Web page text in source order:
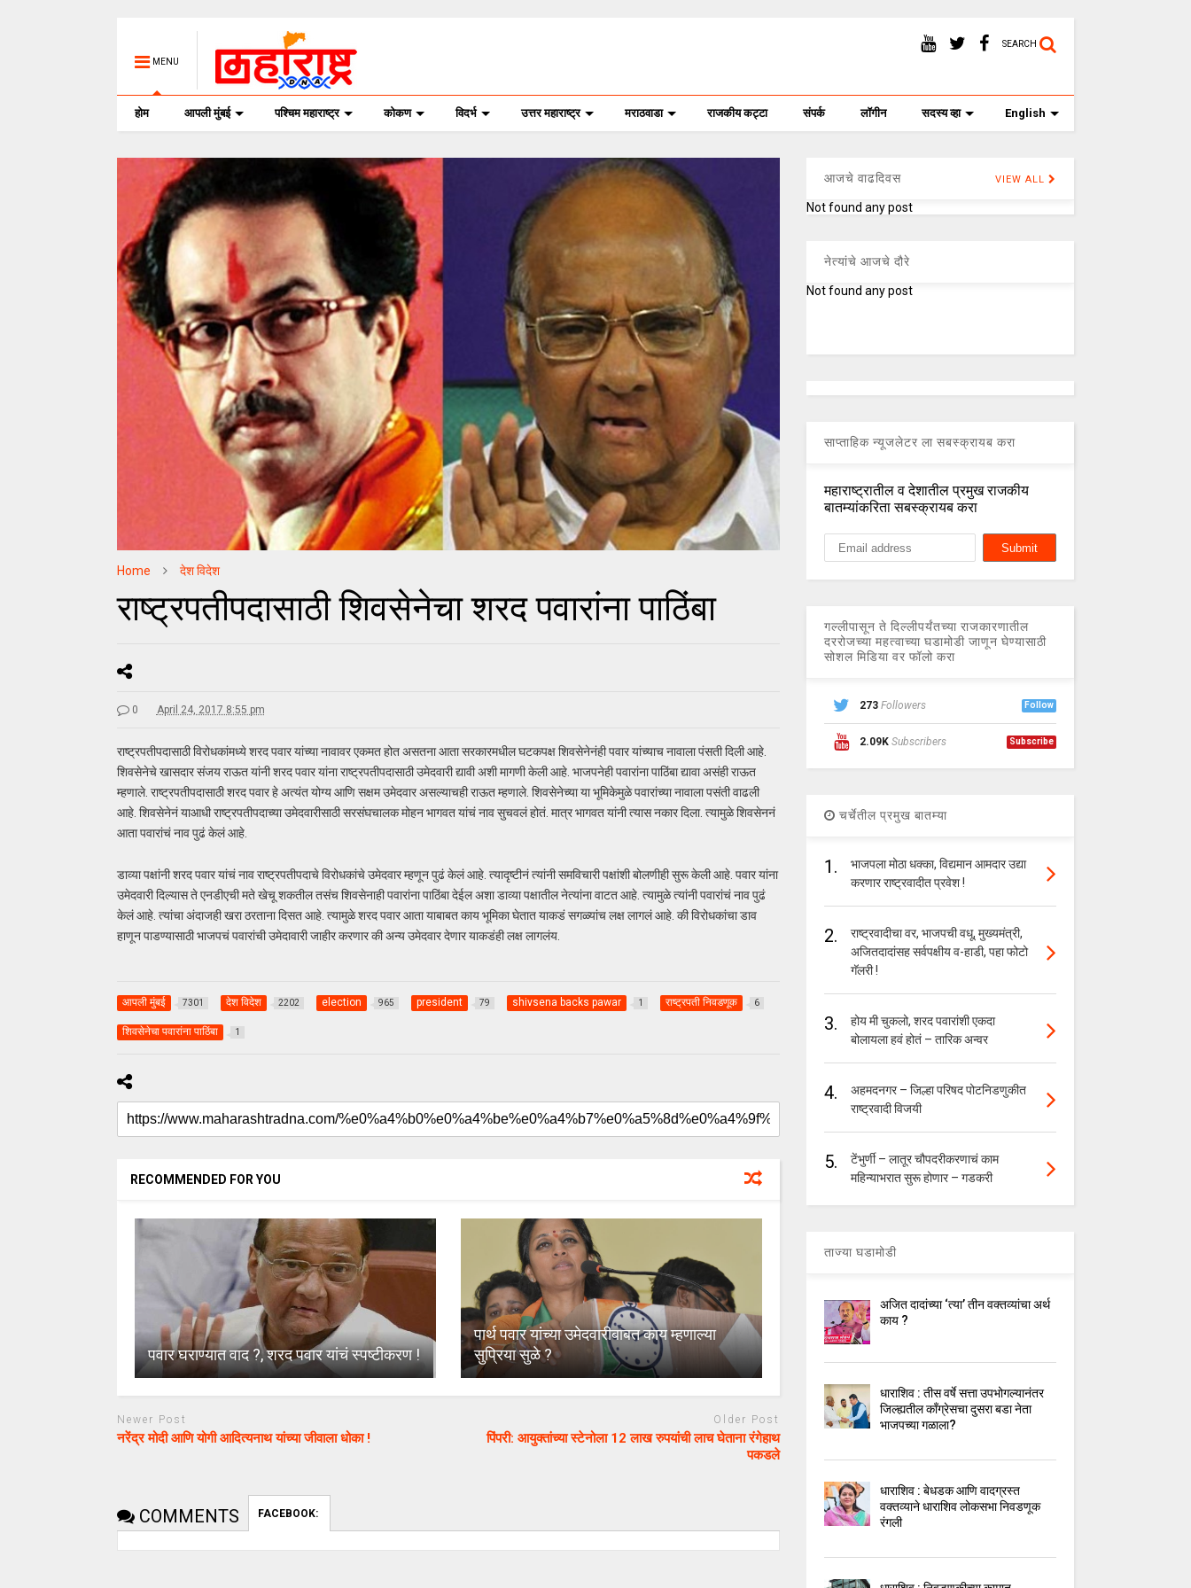
MENU
SEARCH
होम आपली मुंबई पश्चिम महाराष्ट्र कोकण विदर्भ उत्तर महाराष्ट्र मराठवाडा राजकीय कट्टा संपर्क लॉगीन सदस्य व्हा English
Home देश विदेश
राष्ट्रपतीपदासाठी शिवसेनेचा शरद पवारांना पाठिंबा
0 April 24, 2017 8:55 pm
राष्ट्रपतीपदासाठी विरोधकांमध्ये शरद पवार यांच्या नावावर एकमत होत असतना आता सरकारमधील घटकपक्ष शिवसेनेनंही पवार यांच्याच नावाला पंसती दिली आहे.
शिवसेनेचे खासदार संजय राऊत यांनी शरद पवार यांना राष्ट्रपतीपदासाठी उमेदवारी द्यावी अशी मागणी केली आहे. भाजपनेही पवारांना पाठिंबा द्यावा असंही राऊत
म्हणाले. राष्ट्रपतीपदासाठी शरद पवार हे अत्यंत योग्य आणि सक्षम उमेदवार असल्याचही राऊत म्हणाले. शिवसेनेच्या या भूमिकेमुळे पवारांच्या नावाला पसंती वाढली
आहे. शिवसेनेनं याआधी राष्ट्रपतीपदाच्या उमेदवारीसाठी सरसंघचालक मोहन भागवत यांचं नाव सुचवलं होतं. मात्र भागवत यांनी त्यास नकार दिला. त्यामुळे शिवसेननं
आता पवारांचं नाव पुढं केलं आहे.
डाव्या पक्षांनी शरद पवार यांचं नाव राष्ट्रपतीपदाचे विरोधकांचे उमेदवार म्हणून पुढं केलं आहे. त्यादृष्टीनं त्यांनी समविचारी पक्षांशी बोलणीही सुरू केली आहे. पवार यांना
उमेदवारी दिल्यास ते एनडीएची मते खेचू शकतील तसंच शिवसेनाही पवारांना पाठिंबा देईल अशा डाव्या पक्षातील नेत्यांना वाटत आहे. त्यामुळे त्यांनी पवारांचं नाव पुढं
केलं आहे. त्यांचा अंदाजही खरा ठरताना दिसत आहे. त्यामुळे शरद पवार आता याबाबत काय भूमिका घेतात याकडं सगळ्यांच लक्ष लागलं आहे. की विरोधकांचा डाव
हाणून पाडण्यासाठी भाजपचं पवारांची उमेदावारी जाहीर करणार की अन्य उमेदवार देणार याकडंही लक्ष लागलंय.
आपली मुंबई 7301 देश विदेश 2202 election 965 president 79 shivsena backs pawar 1 राष्ट्रपती निवडणूक 6
शिवसेनेचा पवारांना पाठिंबा 1
RECOMMENDED FOR YOU
पवार घराण्यात वाद ?, शरद पवार यांचं स्पष्टीकरण !
पार्थ पवार यांच्या उमेदवारीबाबत काय म्हणाल्या
सुप्रिया सुळे ?
Newer Post
नरेंद्र मोदी आणि योगी आदित्यनाथ यांच्या जीवाला धोका !
Older Post
पिंपरी: आयुक्‍तांच्या स्टेनोला 12 लाख रुपयांची लाच घेताना रंगेहाथ
पकडले
COMMENTS FACEBOOK:
आजचे वाढदिवस VIEW ALL
Not found any post
नेत्यांचे आजचे दौरे
Not found any post
साप्ताहिक न्यूजलेटर ला सबस्क्रायब करा
महाराष्ट्रातील व देशातील प्रमुख राजकीय
बातम्यांकरिता सबस्क्रायब करा
गल्लीपासून ते दिल्लीपर्यंतच्या राजकारणातील
दररोजच्या महत्वाच्या घडामोडी जाणून घेण्यासाठी
सोशल मिडिया वर फॉलो करा
273 Followers Follow
2.09K Subscribers Subscribe
चर्चेतील प्रमुख बातम्या
1.
भाजपला मोठा धक्का, विद्यमान आमदार उद्या
करणार राष्ट्रवादीत प्रवेश !
2.
राष्ट्रवादीचा वर, भाजपची वधू, मुख्यमंत्री,
अजितदादांसह सर्वपक्षीय व-हाडी, पहा फोटो
गॅलरी !
3.
होय मी चुकलो, शरद पवारांशी एकदा
बोलायला हवं होतं – तारिक अन्वर
4.
अहमदनगर – जिल्हा परिषद पोटनिडणुकीत
राष्ट्रवादी विजयी
5.
टेंभुर्णी – लातूर चौपदरीकरणाचं काम
महिन्याभरात सुरू होणार – गडकरी
ताज्या घडामोडी
अजित दादांच्या ‘त्या’ तीन वक्तव्यांचा अर्थ
काय ?
धाराशिव : तीस वर्षे सत्ता उपभोगल्यानंतर
जिल्ह्यतील कॉंग्रेसचा दुसरा बडा नेता
भाजपच्या गळाला?
धाराशिव : बेधडक आणि वादग्रस्त
वक्तव्याने धाराशिव लोकसभा निवडणूक
रंगली